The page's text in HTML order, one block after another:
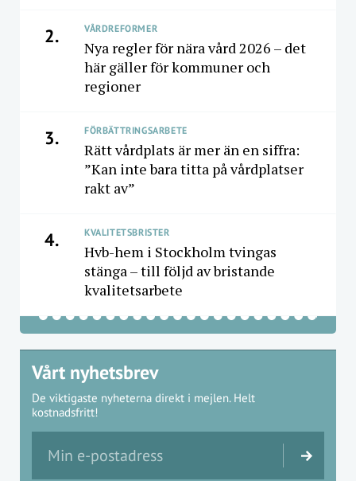
2. VÅRDREFORMER
Nya regler för nära vård 2026 – det
här gäller för kommuner och
regioner
3. FÖRBÄTTRINGSARBETE
Rätt vårdplats är mer än en siffra:
”Kan inte bara titta på vårdplatser
rakt av”
4. KVALITETSBRISTER
Hvb-hem i Stockholm tvingas
stänga – till följd av bristande
kvalitetsarbete
Vårt nyhetsbrev
De viktigaste nyheterna direkt i mejlen. Helt
kostnadsfritt!